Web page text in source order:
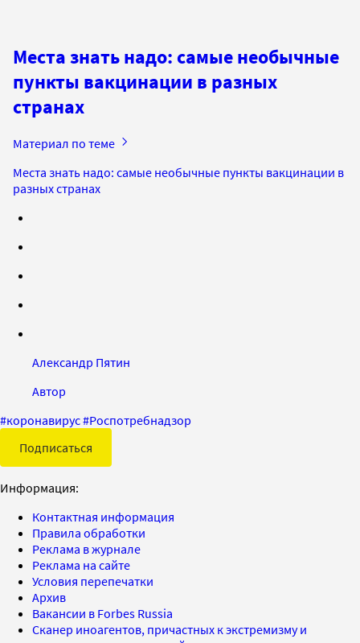
Места знать надо: самые необычные
пункты вакцинации в разных
странах
Материал по теме
Места знать надо: самые необычные пункты вакцинации в
разных странах
Александр Пятин
Автор
#коронавирус#Роспотребнадзор
Подписаться
Информация:
Контактная информация
Правила обработки
Реклама в журнале
Реклама на сайте
Условия перепечатки
Архив
Вакансии в Forbes Russia
Сканер иноагентов, причастных к экстремизму и